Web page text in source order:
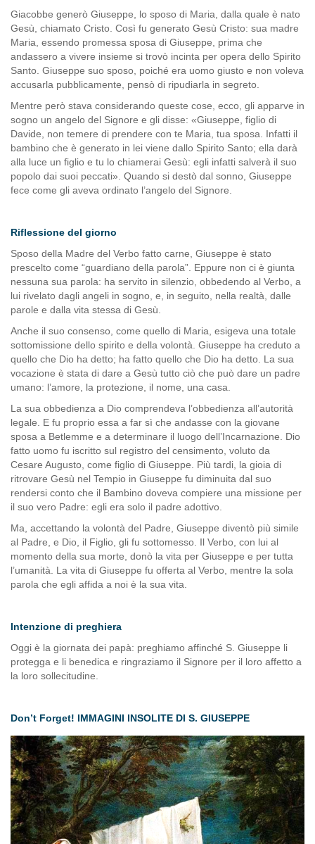
Giacobbe generò Giuseppe, lo sposo di Maria, dalla quale è nato
Gesù, chiamato Cristo. Così fu generato Gesù Cristo: sua madre
Maria, essendo promessa sposa di Giuseppe, prima che
andassero a vivere insieme si trovò incinta per opera dello Spirito
Santo. Giuseppe suo sposo, poiché era uomo giusto e non voleva
accusarla pubblicamente, pensò di ripudiarla in segreto.
Mentre però stava considerando queste cose, ecco, gli apparve in
sogno un angelo del Signore e gli disse: «Giuseppe, figlio di
Davide, non temere di prendere con te Maria, tua sposa. Infatti il
bambino che è generato in lei viene dallo Spirito Santo; ella darà
alla luce un figlio e tu lo chiamerai Gesù: egli infatti salverà il suo
popolo dai suoi peccati». Quando si destò dal sonno, Giuseppe
fece come gli aveva ordinato l’angelo del Signore.
Riflessione del giorno
Sposo della Madre del Verbo fatto carne, Giuseppe è stato
prescelto come “guardiano della parola”. Eppure non ci è giunta
nessuna sua parola: ha servito in silenzio, obbedendo al Verbo, a
lui rivelato dagli angeli in sogno, e, in seguito, nella realtà, dalle
parole e dalla vita stessa di Gesù.
Anche il suo consenso, come quello di Maria, esigeva una totale
sottomissione dello spirito e della volontà. Giuseppe ha creduto a
quello che Dio ha detto; ha fatto quello che Dio ha detto. La sua
vocazione è stata di dare a Gesù tutto ciò che può dare un padre
umano: l’amore, la protezione, il nome, una casa.
La sua obbedienza a Dio comprendeva l’obbedienza all’autorità
legale. E fu proprio essa a far sì che andasse con la giovane
sposa a Betlemme e a determinare il luogo dell’Incarnazione. Dio
fatto uomo fu iscritto sul registro del censimento, voluto da
Cesare Augusto, come figlio di Giuseppe. Più tardi, la gioia di
ritrovare Gesù nel Tempio in Giuseppe fu diminuita dal suo
rendersi conto che il Bambino doveva compiere una missione per
il suo vero Padre: egli era solo il padre adottivo.
Ma, accettando la volontà del Padre, Giuseppe diventò più simile
al Padre, e Dio, il Figlio, gli fu sottomesso. Il Verbo, con lui al
momento della sua morte, donò la vita per Giuseppe e per tutta
l’umanità. La vita di Giuseppe fu offerta al Verbo, mentre la sola
parola che egli affida a noi è la sua vita.
Intenzione di preghiera
Oggi è la giornata dei papà: preghiamo affinché S. Giuseppe li
protegga e li benedica e ringraziamo il Signore per il loro affetto a
la loro sollecitudine.
Don’t Forget! IMMAGINI INSOLITE DI S. GIUSEPPE